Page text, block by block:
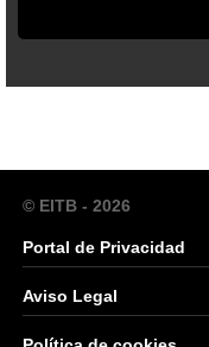
© EITB - 2026
Portal de Privacidad
Aviso Legal